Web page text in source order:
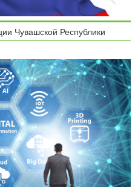
Чувашской Республики